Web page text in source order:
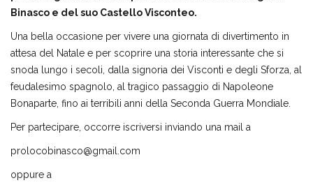
Binasco e del suo Castello Visconteo.
Una bella occasione per vivere una giornata di divertimento in
attesa del Natale e per scoprire una storia interessante che si
snoda lungo i secoli, dalla signoria dei Visconti e degli Sforza, al
feudalesimo spagnolo, al tragico passaggio di Napoleone
Bonaparte, fino ai terribili anni della Seconda Guerra Mondiale.
Per partecipare, occorre iscriversi inviando una mail a
prolocobinasco@gmail.com
oppure a